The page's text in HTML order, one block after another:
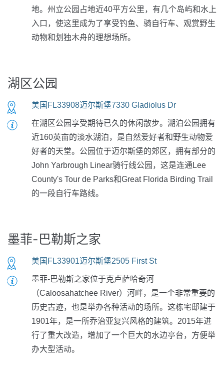
地。州立公园占地近40平方公里，有几个岛屿和水上
入口，使这里成为了享受钓鱼、骑自行车、观赏野生
动物和划独木舟的理想场所。
湖区公园
美国FL33908迈尔斯堡7330 Gladiolus Dr
在湖区公园享受期待已久的休闲散步。湖泊公园拥有
近160英亩的淡水湖泊，是自然爱好者和野生动物爱
好者的天堂。公园位于迈尔斯堡的郊区，拥有部分的
John Yarbrough Linear骑行线公园，这是连通Lee
County's Tour de Parks和Great Florida Birding Trail
的一段自行车路线。
墨菲-巴勒斯之家
美国FL33901迈尔斯堡2505 First St
墨菲-巴勒斯之家位于克卢萨哈奇河
（Caloosahatchee River）河畔，是一个非常重要的
历史古迹，也是举办各种活动的场所。这栋宅邸建于
1901年，是一所乔治亚复兴风格的建筑。2015年进
行了重大改造，增加了一个巨大的水边亭台，方便举
办大型活动。